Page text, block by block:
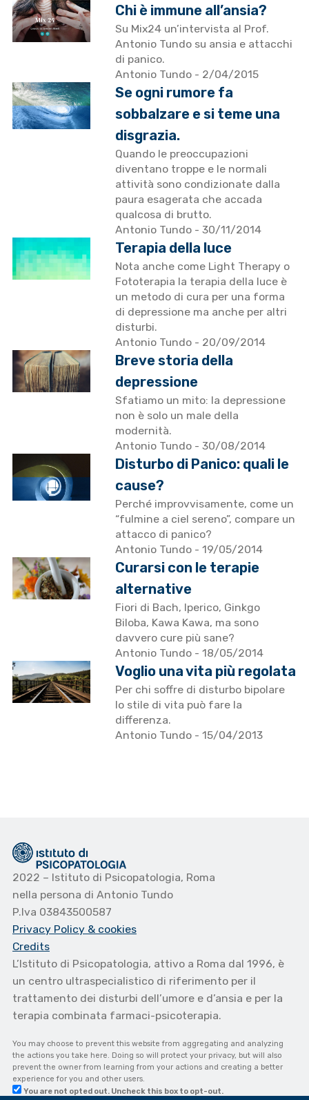
Chi è immune all’ansia?
Su Mix24 un’intervista al Prof.
Antonio Tundo su ansia e attacchi
di panico.
Antonio Tundo - 2/04/2015
Se ogni rumore fa
sobbalzare e si teme una
disgrazia.
Quando le preoccupazioni
diventano troppe e le normali
attività sono condizionate dalla
paura esagerata che accada
qualcosa di brutto.
Antonio Tundo - 30/11/2014
Terapia della luce
Nota anche come Light Therapy o
Fototerapia la terapia della luce è
un metodo di cura per una forma
di depressione ma anche per altri
disturbi.
Antonio Tundo - 20/09/2014
Breve storia della
depressione
Sfatiamo un mito: la depressione
non è solo un male della
modernità.
Antonio Tundo - 30/08/2014
Disturbo di Panico: quali le
cause?
Perché improvvisamente, come un
“fulmine a ciel sereno”, compare un
attacco di panico?
Antonio Tundo - 19/05/2014
Curarsi con le terapie
alternative
Fiori di Bach, Iperico, Ginkgo
Biloba, Kawa Kawa, ma sono
davvero cure più sane?
Antonio Tundo - 18/05/2014
Voglio una vita più regolata
Per chi soffre di disturbo bipolare
lo stile di vita può fare la
differenza.
Antonio Tundo - 15/04/2013
2022 – Istituto di Psicopatologia, Roma
nella persona di Antonio Tundo
P.Iva 03843500587
Privacy Policy & cookies
Credits
L’Istituto di Psicopatologia, attivo a Roma dal 1996, è
un centro ultraspecialistico di riferimento per il
trattamento dei disturbi dell’umore e d’ansia e per la
terapia combinata farmaci-psicoterapia.
You may choose to prevent this website from aggregating and analyzing
the actions you take here. Doing so will protect your privacy, but will also
prevent the owner from learning from your actions and creating a better
experience for you and other users.
You are not opted out. Uncheck this box to opt-out.